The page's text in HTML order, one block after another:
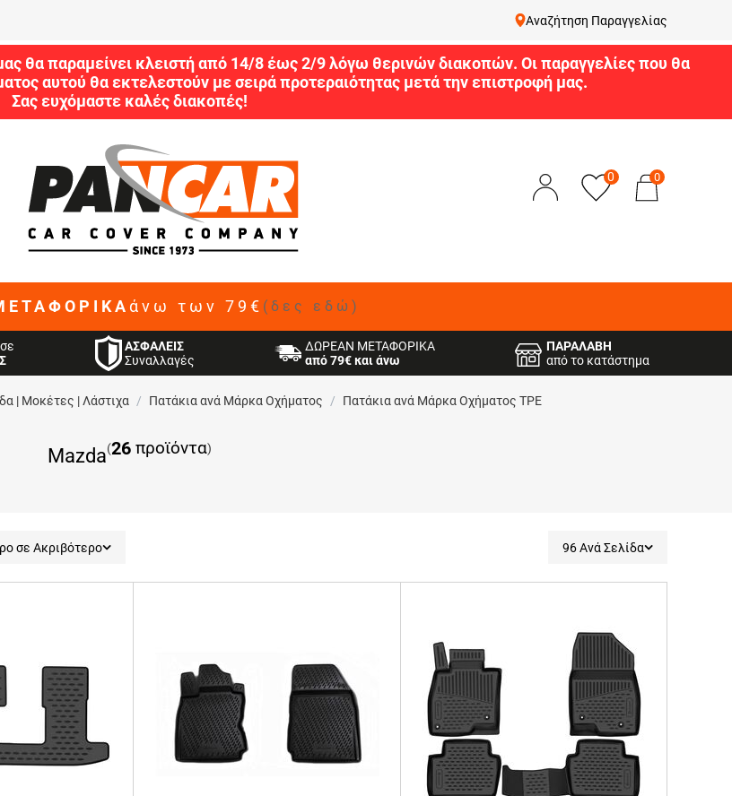
Αναζήτηση Παραγγελίας
θα παραμείνει κλειστή από 14/8 έως 2/9 λόγω θερινών διακοπών. Οι παραγγελίες που θα
αυτού θα εκτελεστούν με σειρά προτεραιότητας μετά την επιστροφή μας.
Σας ευχόμαστε καλές διακοπές!
0 0
άνω των 79€ (δες εδώ)
ΑΣΦΑΛΕΙΣ
Συναλλαγές
ΔΩΡΕΑΝ ΜΕΤΑΦΟΡΙΚΑ
από 79€ και άνω
ΠΑΡΑΛΑΒΗ
από το κατάστημα
| Μοκέτες | Λάστιχα / Πατάκια ανά Μάρκα Οχήματος /
Πατάκια ανά Μάρκα Οχήματος TPE
Mazda(26 προϊόντα)
σε Ακριβότερο 96 Ανά Σελίδα